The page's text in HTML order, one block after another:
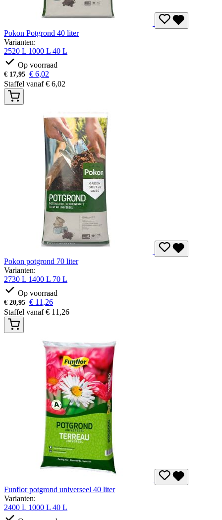
Pokon Potgrond 40 liter
Varianten:
2520 L 1000 L 40 L
Op voorraad
€ 17,95 € 6,02
Staffel vanaf€ 6,02
Pokon potgrond 70 liter
Varianten:
2730 L 1400 L 70 L
Op voorraad
€ 20,95 € 11,26
Staffel vanaf€ 11,26
Funflor potgrond universeel 40 liter
Varianten:
2400 L 1000 L 40 L